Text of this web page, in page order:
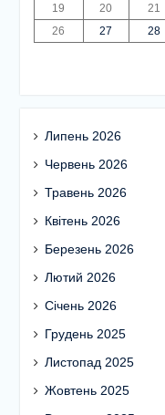
19
20 21
26
27 28
Липень 2026
Червень 2026
Травень 2026
Квітень 2026
Березень 2026
Лютий 2026
Січень 2026
Грудень 2025
Листопад 2025
Жовтень 2025